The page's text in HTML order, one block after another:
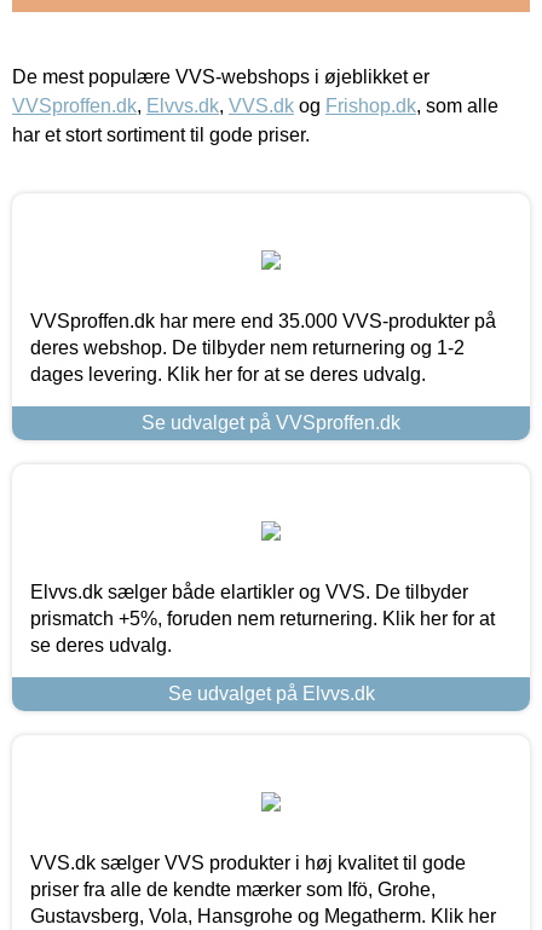
De mest populære VVS-webshops i øjeblikket er
VVSproffen.dk, Elvvs.dk, VVS.dk og Frishop.dk, som alle
har et stort sortiment til gode priser.
VVSproffen.dk har mere end 35.000 VVS-produkter på
deres webshop. De tilbyder nem returnering og 1-2
dages levering. Klik her for at se deres udvalg.
Se udvalget på VVSproffen.dk
Elvvs.dk sælger både elartikler og VVS. De tilbyder
prismatch +5%, foruden nem returnering. Klik her for at
se deres udvalg.
Se udvalget på Elvvs.dk
VVS.dk sælger VVS produkter i høj kvalitet til gode
priser fra alle de kendte mærker som Ifö, Grohe,
Gustavsberg, Vola, Hansgrohe og Megatherm. Klik her